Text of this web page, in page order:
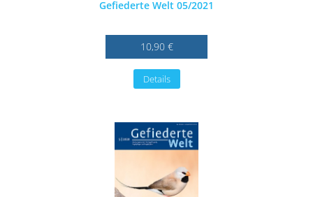
Gefiederte Welt 05/2021
10,90 €
Details